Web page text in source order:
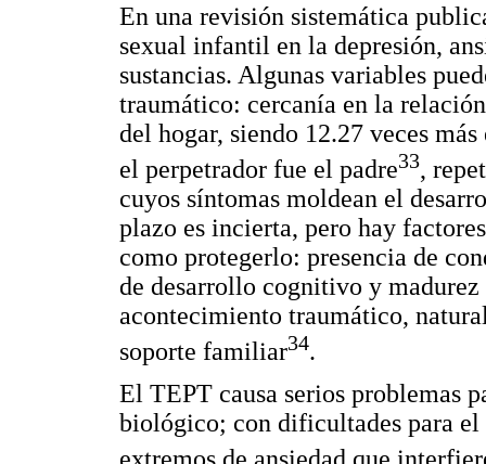
En una revisión sistemática
sexual infantil en la depresión,
sustancias. Algunas variables
traumático: cercanía en la
del hogar, siendo 12.27 veces
el perpetrador fue el padre33,
cuyos síntomas moldean el
plazo es incierta, pero hay
como protegerlo: presencia de
de desarrollo cognitivo y
acontecimiento traumático,
soporte familiar34.
El TEPT causa serios problemas
biológico; con dificultades para